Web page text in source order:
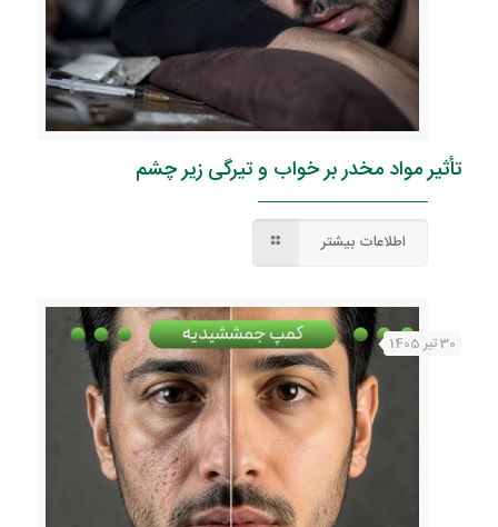
تأثیر مواد مخدر بر خواب و تیرگی زیر چشم
اطلاعات بیشتر
30 تیر 1405